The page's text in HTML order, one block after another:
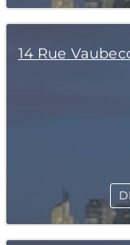
14 Rue